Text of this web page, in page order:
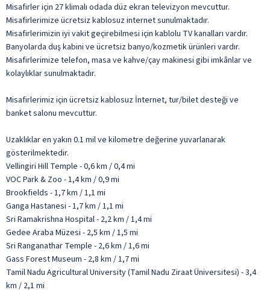
Misafirler için 27 klimalı odada düz ekran televizyon mevcuttur.
Misafirlerimize ücretsiz kablosuz internet sunulmaktadır.
Misafirlerimizin iyi vakit geçirebilmesi için kablolu TV kanalları vardır.
Banyolarda duş kabini ve ücretsiz banyo/kozmetik ürünleri vardır.
Misafirlerimize telefon, masa ve kahve/çay makinesi gibi imkânlar ve
kolaylıklar sunulmaktadır.
Misafirlerimiz için ücretsiz kablosuz İnternet, tur/bilet desteği ve
banket salonu mevcuttur.
Uzaklıklar en yakın 0.1 mil ve kilometre değerine yuvarlanarak
gösterilmektedir.
Vellingiri Hill Temple - 0,6 km / 0,4 mi
VOC Park & Zoo - 1,4 km / 0,9 mi
Brookfields - 1,7 km / 1,1 mi
Ganga Hastanesi - 1,7 km / 1,1 mi
Sri Ramakrishna Hospital - 2,2 km / 1,4 mi
Gedee Araba Müzesi - 2,5 km / 1,5 mi
Sri Ranganathar Temple - 2,6 km / 1,6 mi
Gass Forest Museum - 2,8 km / 1,7 mi
Tamil Nadu Agricultural University (Tamil Nadu Ziraat Üniversitesi) - 3,4
km / 2,1 mi